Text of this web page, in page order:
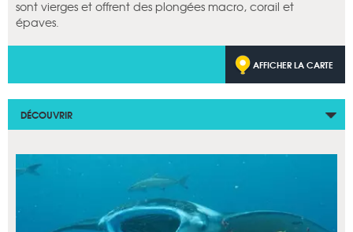
sont vierges et offrent des plongées macro, corail et
épaves.
AFFICHER LA CARTE
DÉCOUVRIR